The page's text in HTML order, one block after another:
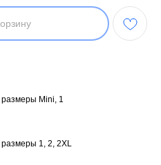
Mini, 1
1, 2, 2XL